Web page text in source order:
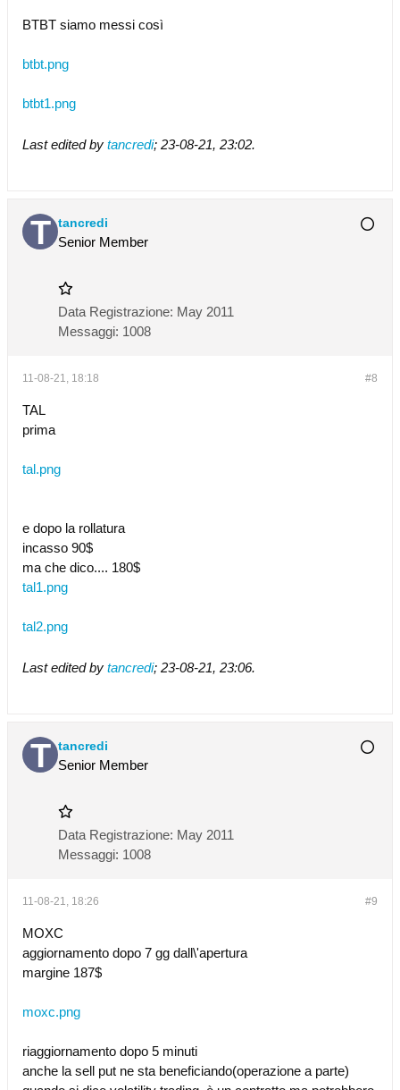
BTBT siamo messi così
btbt.png
btbt1.png
Last edited by tancredi; 23-08-21, 23:02.
tancredi
Senior Member
Data Registrazione: May 2011
Messaggi: 1008
#8
11-08-21, 18:18
TAL
prima
tal.png
e dopo la rollatura
incasso 90$
ma che dico.... 180$
tal1.png
tal2.png
Last edited by tancredi; 23-08-21, 23:06.
tancredi
Senior Member
Data Registrazione: May 2011
Messaggi: 1008
#9
11-08-21, 18:26
MOXC
aggiornamento dopo 7 gg dall\'apertura
margine 187$
moxc.png
riaggiornamento dopo 5 minuti
anche la sell put ne sta beneficiando(operazione a parte)